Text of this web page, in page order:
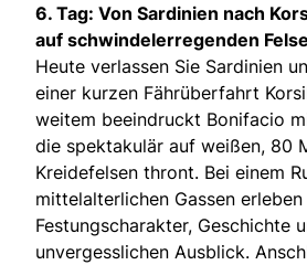
6. Tag: Von Sardinien nach
auf schwindelerregenden
Heute verlassen Sie Sardinien
einer kurzen Fährüberfahrt
weitem beeindruckt Bonifacio
die spektakulär auf weißen, 80
Kreidefelsen thront. Bei einem
mittelalterlichen Gassen erleben
Festungscharakter, Geschichte
unvergesslichen Ausblick.